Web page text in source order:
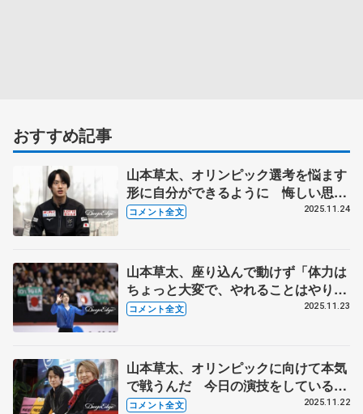
おすすめ記事
山本草太、オリンピック選考を悩ます
形に自分ができるように 悔しい思い
してもスケートが好きな気持ちが前を
コメント全文 2025.11.24
山本草太、座り込んで動けず「体力は
ちょっと大変で、やれることはやり切
ったかなと、ほっとした」【GP第6戦
コメント全文 2025.11.23
山本草太、オリンピックに向けて本気
で戦うんだ 今日の演技をしているよ
うじゃ、言える立場ではない【GP第6
コメント全文 2025.11.22